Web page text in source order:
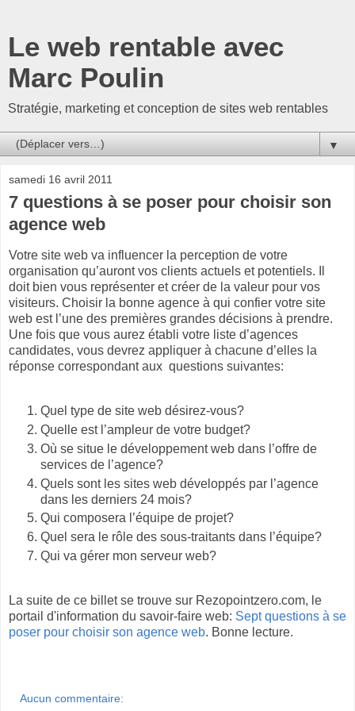
Le web rentable avec
Marc Poulin
Stratégie, marketing et conception de sites web rentables
▼
samedi 16 avril 2011
7 questions à se poser pour choisir son
agence web
Votre site web va influencer la perception de votre
organisation qu’auront vos clients actuels et potentiels. Il
doit bien vous représenter et créer de la valeur pour vos
visiteurs. Choisir la bonne agence à qui confier votre site
web est l’une des premières grandes décisions à prendre.
Une fois que vous aurez établi votre liste d’agences
candidates, vous devrez appliquer à chacune d’elles la
réponse correspondant aux questions suivantes:
Quel type de site web désirez-vous?
Quelle est l’ampleur de votre budget?
Où se situe le développement web dans l’offre de
services de l’agence?
Quels sont les sites web développés par l’agence
dans les derniers 24 mois?
Qui composera l’équipe de projet?
Quel sera le rôle des sous-traitants dans l’équipe?
Qui va gérer mon serveur web?
La suite de ce billet se trouve sur Rezopointzero.com, le
portail d'information du savoir-faire web: Sept questions à se
poser pour choisir son agence web. Bonne lecture.
Aucun commentaire: